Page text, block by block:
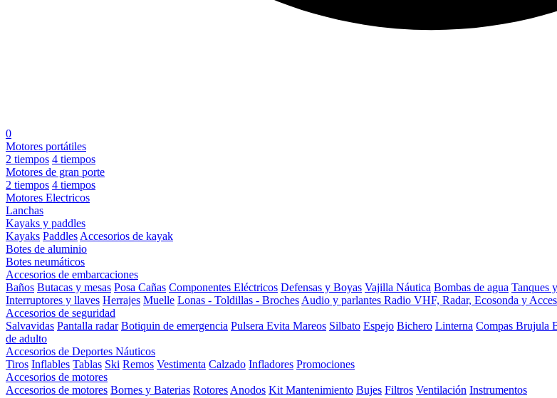
0
Motores portátiles
2 tiempos 4 tiempos
Motores de gran porte
2 tiempos 4 tiempos
Motores Electricos
Lanchas
Kayaks y paddles
Kayaks Paddles Accesorios de kayak
Botes de aluminio
Botes neumáticos
Accesorios de embarcaciones
Baños Butacas y mesas Posa Cañas Componentes Eléctricos Defensas y Boyas Vajilla Náutica Bombas de agua Tanques
Interruptores y llaves Herrajes Muelle Lonas - Toldillas - Broches Audio y parlantes Radio VHF, Radar, Ecosonda y
Accesorios de seguridad
Salvavidas Pantalla radar Botiquin de emergencia Pulsera Evita Mareos Silbato Espejo Bichero Linterna Compas Brujula
de adulto
Accesorios de Deportes Náuticos
Tiros Inflables Tablas Ski Remos Vestimenta Calzado Infladores Promociones
Accesorios de motores
Accesorios de motores Bornes y Baterias Rotores Anodos Kit Mantenimiento Bujes Filtros Ventilación Instrumentos